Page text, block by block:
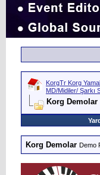
KorgTr Korg
MD/Midiler/ Şarkı
Korg Demolar
Korg Demolar Demo